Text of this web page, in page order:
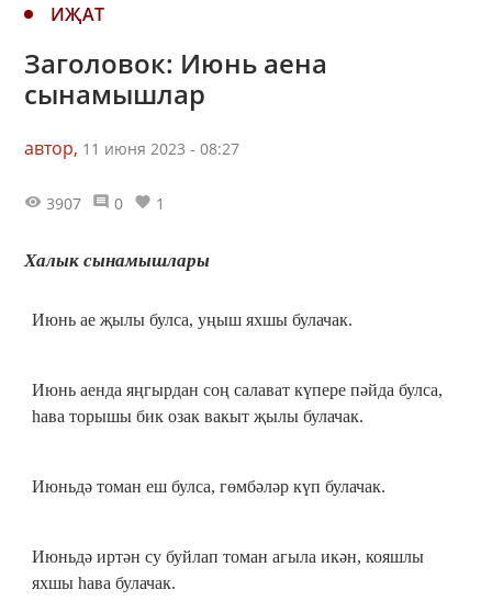
ИҖАТ
Заголовок: Июнь аена
сынамышлар
автор, 11 июня 2023 - 08:27
3907 0 1
Халык сынамышлары
Июнь ае җылы булса, уңыш яхшы булачак.
Июнь аенда яңгырдан соң салават күпере пәйда булса,
һава торышы бик озак вакыт җылы булачак.
Июньдә томан еш булса, гөмбәләр күп булачак.
Июньдә иртән су буйлап томан агыла икән, кояшлы
яхшы һава булачак.